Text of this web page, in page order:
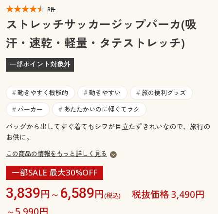
マイページ
閲覧履歴
お気に入り
サポート
ご利用ガイド
よくある質問とお問い合わせ
閲覧履歴
お気に入り
サポート
よくある質問とお問い合わせ
8件
ストレッチサッカージップパーカ(吸
汗・速乾・軽量・タテストレッチ)
一部ポイント対象外
# 動きやすく機能的 # 動きやすい # 旅の便利グッズ
# パーカー # あたたかいのに軽くてラク
バッグから出してすぐ着てもシワが目立たずきれいなので、旅行の
お供に。
この商品の情報をもっと詳しく見る
一部SALE 最大30%OFF
3,839円～ 6,589円(税込)
税抜価格 3,490円